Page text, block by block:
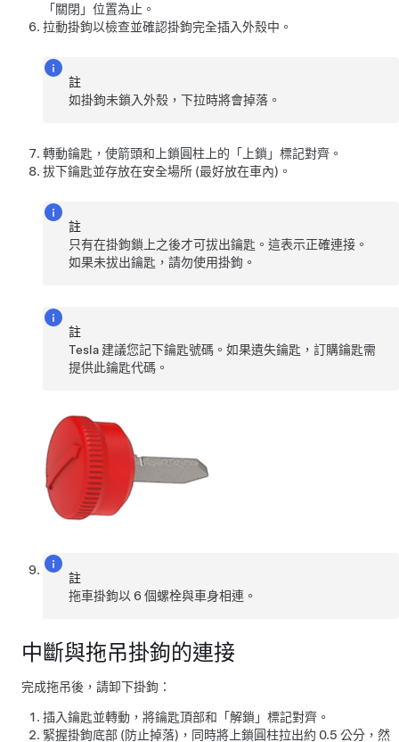
「關閉」位置為止。
拉動掛鉤以檢查並確認掛鉤完全插入外殼中。
註
如掛鉤未鎖入外殼，下拉時將會掉落。
轉動鑰匙，使箭頭和上鎖圓柱上的「上鎖」標記對齊。
拔下鑰匙並存放在安全場所 (最好放在車內)。
註
只有在掛鉤鎖上之後才可拔出鑰匙。這表示正確連接。
如果未拔出鑰匙，請勿使用掛鉤。
註
Tesla 建議您記下鑰匙號碼。如果遺失鑰匙，訂購鑰匙需
提供此鑰匙代碼。
註
拖車掛鉤以 6 個螺栓與車身相連。
中斷與拖吊掛鉤的連接
完成拖吊後，請卸下掛鉤：
插入鑰匙並轉動，將鑰匙頂部和「解鎖」標記對齊。
緊握掛鉤底部 (防止掉落)，同時將上鎖圓柱拉出約 0.5 公分，然